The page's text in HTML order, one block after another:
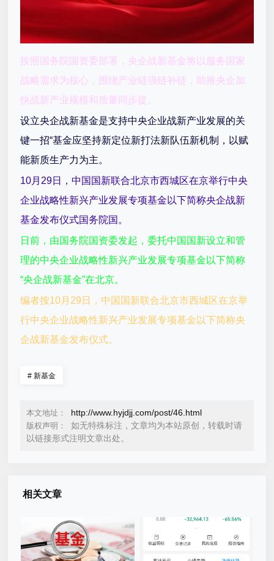
按照国务院国资委部署，央企战新基金将以服务国家
战略需求为核心，围绕产业链强链补链，助推央企加
快战新产业规模和质量同步提。
设立央企战新基金是支持中央企业战新产业发展的关
键一招“基金应坚持新定位新打法新队伍新机制，以赋
能新质生产力为主。
10月29日，中国国新联合北京市西城区在京举行中央
企业战略性新兴产业发展专项基金以下简称央企战新
基金发布仪式国务院国。
日前，由国务院国资委发起，委托中国国新设立和管
理的中央企业战略性新兴产业发展专项基金以下简称
“央企战新基金”在北京。
编者按10月29日，中国国新联合北京市西城区在京举
行中央企业战略性新兴产业发展专项基金以下简称央
企战新基金发布仪式。
# 新基金
本文地址： http://www.hyjdjj.com/post/46.html
版权声明：
如无特殊标注，文章均为本站原创，转载时请
以链接形式注明文章出处。
相关文章